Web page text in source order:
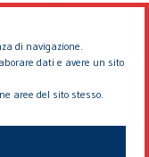
di navigazione.
dati e avere un sito
aree del sito stesso.